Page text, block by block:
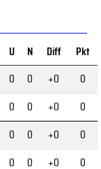
U N Diff
Pkt
0 0 +0
0
0 0 +0
0
0 0 +0
0
0 0 +0
0